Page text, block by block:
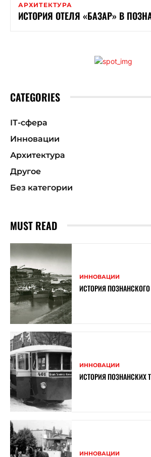
АРХИТЕКТУРА
ИСТОРИЯ ОТЕЛЯ «БАЗАР» В
CATEGORIES
ІТ-сфера
Инновации
Архитектура
Другое
Без категории
MUST READ
ИННОВАЦИИ
ИСТОРИЯ ПОЗНАНСКОГО
ИННОВАЦИИ
ИСТОРИЯ ПОЗНАНСКИХ
ИННОВАЦИИ